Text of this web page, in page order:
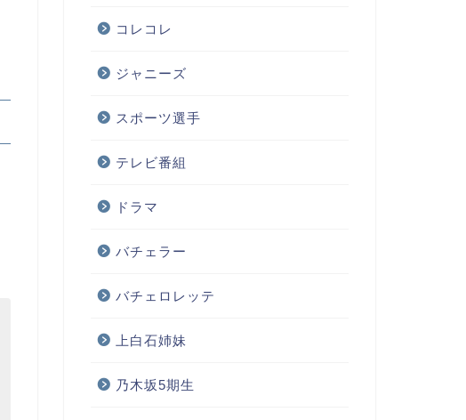
コレコレ
ジャニーズ
スポーツ選手
テレビ番組
ドラマ
バチェラー
バチェロレッテ
上白石姉妹
乃木坂5期生